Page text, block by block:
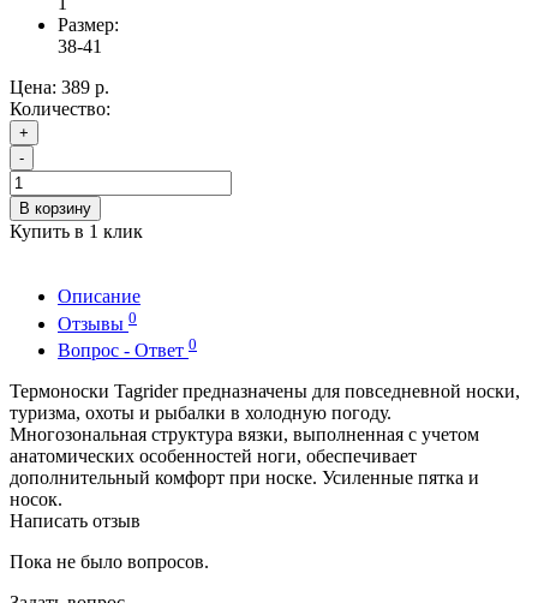
Размер:
38-41
Цена: 389 р.
Количество:
+
-
В корзину
Купить в 1 клик
Описание
Отзывы 0
Вопрос - Ответ 0
Термоноски Tagrider предназначены для повседневной носки,
туризма, охоты и рыбалки в холодную погоду.
Многозональная структура вязки, выполненная с учетом
анатомических особенностей ноги, обеспечивает
дополнительный комфорт при носке. Усиленные пятка и
носок.
Написать отзыв
Пока не было вопросов.